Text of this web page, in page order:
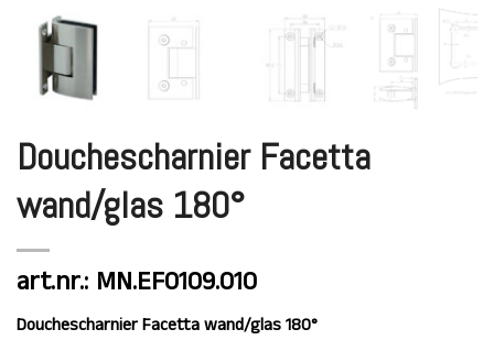
Douchescharnier Facetta
wand/glas 180°
art.nr.: MN.EF0109.010
Douchescharnier Facetta wand/glas 180°